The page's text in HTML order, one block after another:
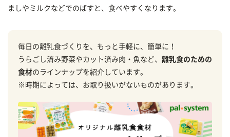
ましやミルクなどでのばすと、食べやすくなります。
毎日の離乳食づくりを、もっと手軽に、簡単に！
うらごし済み野菜やカット済み肉・魚など、 離乳食のための
食材のラインナップを紹介しています。
※時期によっては、お取り扱いがないものがあります。